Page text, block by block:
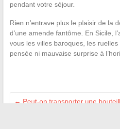
pendant votre séjour.
Rien n’entrave plus le plaisir de la
d’une amende fantôme. En Sicile,
vous les villes baroques, les
pensée ni mauvaise surprise à
← Peut-on transporter une